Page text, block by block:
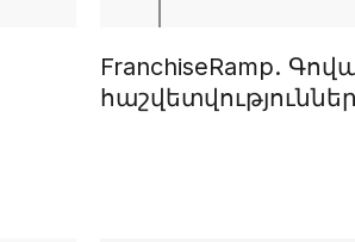
FranchiseRamp.